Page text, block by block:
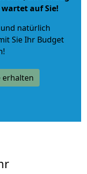
auf Sie!
natürlich
Sie Ihr Budget
erhalten